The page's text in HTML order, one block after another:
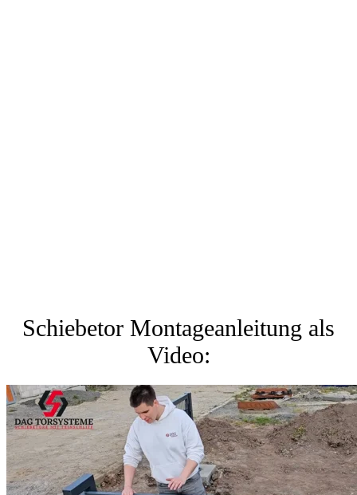
Schiebetor Montageanleitung als
Video: